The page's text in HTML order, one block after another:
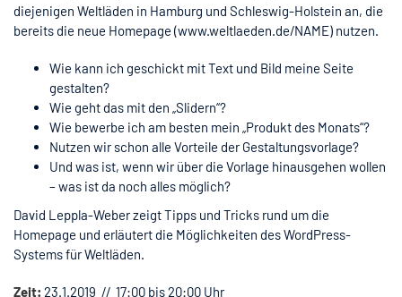
diejenigen Weltläden in Hamburg und Schleswig-Holstein an, die
bereits die neue Homepage (www.weltlaeden.de/NAME) nutzen.
Wie kann ich geschickt mit Text und Bild meine Seite
gestalten?
Wie geht das mit den „Slidern“?
Wie bewerbe ich am besten mein „Produkt des Monats“?
Nutzen wir schon alle Vorteile der Gestaltungsvorlage?
Und was ist, wenn wir über die Vorlage hinausgehen wollen
– was ist da noch alles möglich?
David Leppla-Weber zeigt Tipps und Tricks rund um die
Homepage und erläutert die Möglichkeiten des WordPress-
Systems für Weltläden.
Zeit: 23.1.2019 // 17:00 bis 20:00 Uhr